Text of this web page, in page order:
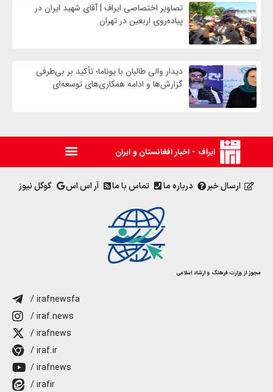
تصاویر اختصاصی ایراف | آقای شهید ایران در
پیاده‌روی اربعین در تهران
دیدار والی طالبان با یوناما؛ تأکید بر بی‌طرفی
گزارش‌ها و ادامه همکاری‌های توسعه‌ای
ایراف - اخبار افغانستان و ایران
ارسال خبر درباره ما تماس با ما آر اس اس گوگل نیوز
مجوز از وزارت فرهنگ و ارشاد اسلامی
/ irafnewsfa
/ iraf.news
/ irafnews
/ iraf.ir
/ irafnews
/ irafir